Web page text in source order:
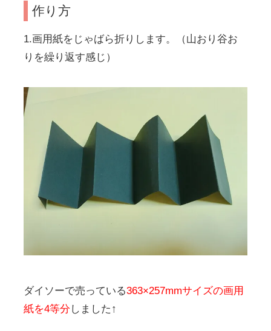
作り方
1.画用紙をじゃばら折りします。（山おり谷お
りを繰り返す感じ）
ダイソーで売っている363×257mmサイズの画用
紙を4等分 しました↑